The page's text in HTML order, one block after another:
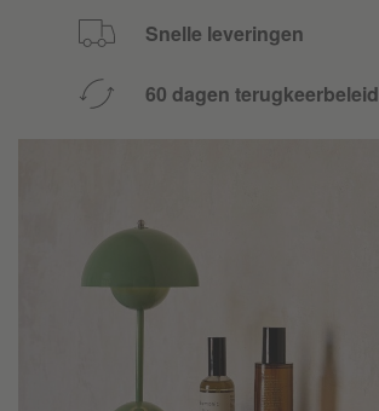
Snelle leveringen
60 dagen terugkeerbeleid